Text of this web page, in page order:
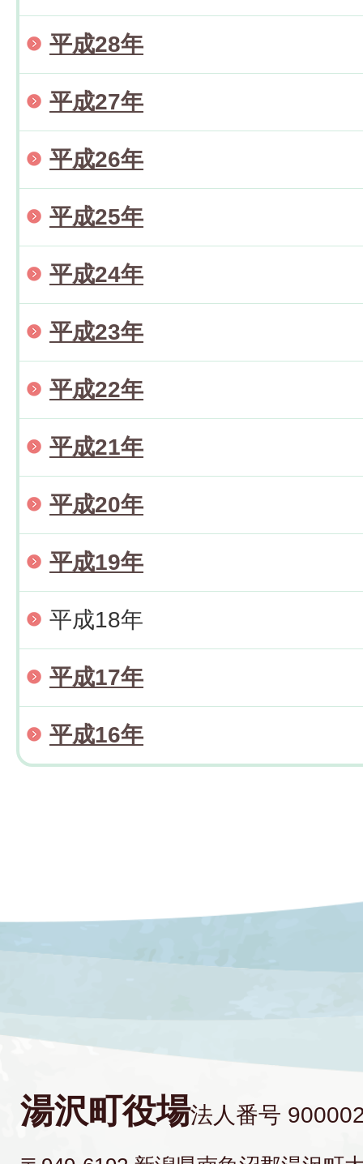
平成28年
平成27年
平成26年
平成25年
平成24年
平成23年
平成22年
平成21年
平成20年
平成19年
平成18年
平成17年
平成16年
湯沢町役場法人番号